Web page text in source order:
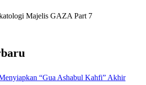
Majelis GAZA Part 7